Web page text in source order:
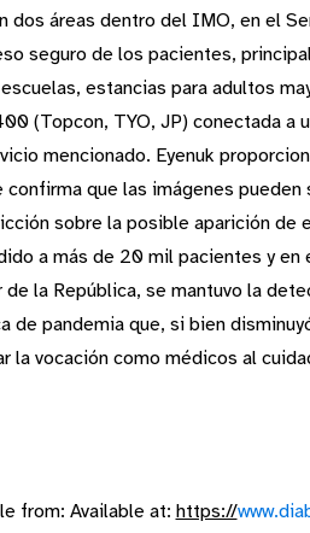
áreas dentro del IMO, en el
seguro de los pacientes,
estancias para adultos
(Topcon, TYO, JP) conectada a
mencionado. Eyenuk
que las imágenes pueden
sobre la posible aparición de
a más de 20 mil pacientes y en
la República, se mantuvo la
pandemia que, si bien
la vocación como médicos al
Available at: https://